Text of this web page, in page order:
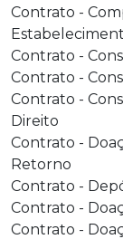
Contrato -
Contrato -
Contrato -
Contrato -
Direito
Contrato -
Retorno
Contrato -
Contrato -
Contrato -